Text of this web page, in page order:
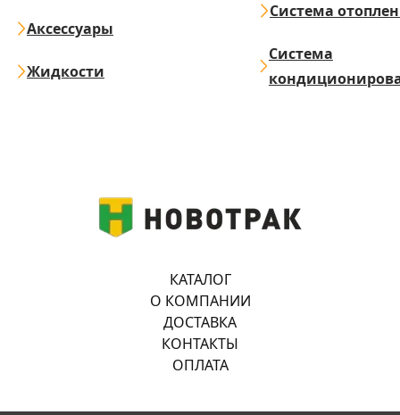
Аксессуары
Жидкости
Система
Система
КАТАЛОГ
О КОМПАНИИ
ДОСТАВКА
КОНТАКТЫ
ОПЛАТА